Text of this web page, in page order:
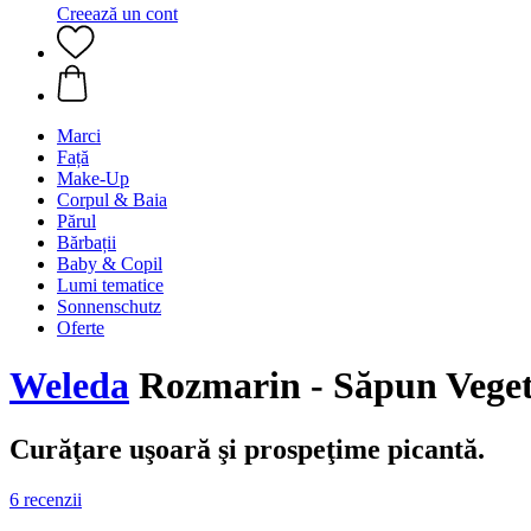
Creează un cont
Marci
Față
Make-Up
Corpul & Baia
Părul
Bărbații
Baby & Copil
Lumi tematice
Sonnenschutz
Oferte
Weleda Rozmarin - Săpun
Curăţare uşoară şi prospeţime picantă.
6 recenzii